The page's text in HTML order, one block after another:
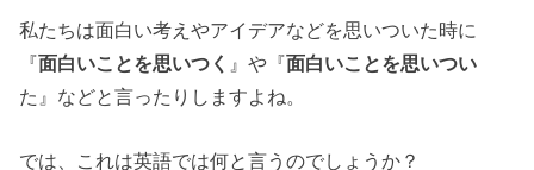
私たちは面白い考えやアイデアなどを思いついた時に
『面白いことを思いつく 』や『面白いことを思いつい
た』などと言ったりしますよね。
では、これは英語では何と言うのでしょうか？